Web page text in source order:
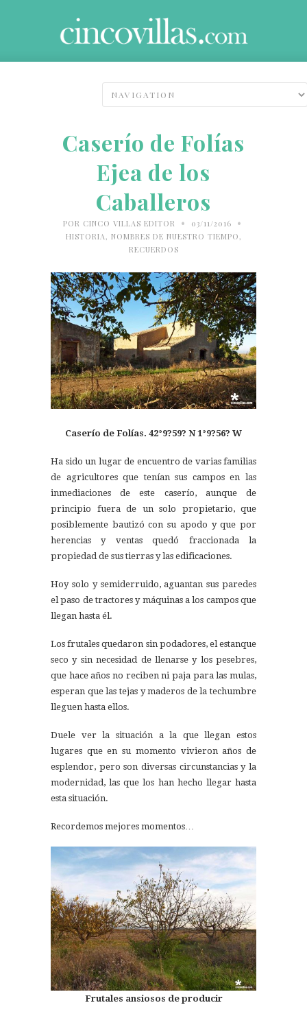
Caserío de Folías
Ejea de los
Caballeros
POR CINCO VILLAS EDITOR • 03/11/2016 •
HISTORIA , NOMBRES DE NUESTRO TIEMPO ,
RECUERDOS
Caserío de Folías. 42°9?59? N 1°9?56? W
Ha sido un lugar de encuentro de varias familias
de agricultores que tenían sus campos en las
inmediaciones de este caserío, aunque de
principio fuera de un solo propietario, que
posiblemente bautizó con su apodo y que por
herencias y ventas quedó fraccionada la
propiedad de sus tierras y las edificaciones.
Hoy solo y semiderruido, aguantan sus paredes
el paso de tractores y máquinas a los campos que
llegan hasta él.
Los frutales quedaron sin podadores, el estanque
seco y sin necesidad de llenarse y los pesebres,
que hace años no reciben ni paja para las mulas,
esperan que las tejas y maderos de la techumbre
lleguen hasta ellos.
Duele ver la situación a la que llegan estos
lugares que en su momento vivieron años de
esplendor, pero son diversas circunstancias y la
modernidad, las que los han hecho llegar hasta
esta situación.
Recordemos mejores momentos…
Frutales ansiosos de producir